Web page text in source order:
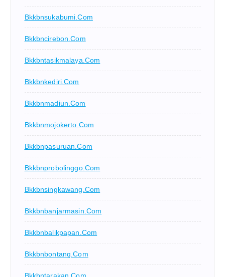
Bkkbnsukabumi.com
Bkkbncirebon.com
Bkkbntasikmalaya.com
Bkkbnkediri.com
Bkkbnmadiun.com
Bkkbnmojokerto.com
Bkkbnpasuruan.com
Bkkbnprobolinggo.com
Bkkbnsingkawang.com
Bkkbnbanjarmasin.com
Bkkbnbalikpapan.com
Bkkbnbontang.com
Bkkbntarakan.com